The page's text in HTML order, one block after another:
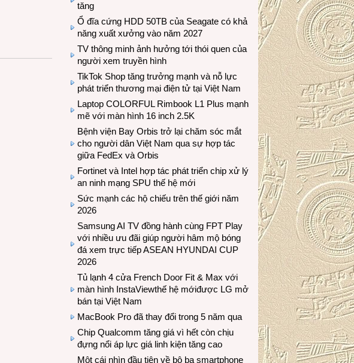
tăng
Ổ đĩa cứng HDD 50TB của Seagate có khả
năng xuất xưởng vào năm 2027
TV thông minh ảnh hưởng tới thói quen của
người xem truyền hình
TikTok Shop tăng trưởng mạnh và nỗ lực
phát triển thương mại điện tử tại Việt Nam
Laptop COLORFUL Rimbook L1 Plus mạnh
mẽ với màn hình 16 inch 2.5K
Bệnh viện Bay Orbis trở lại chăm sóc mắt
cho người dân Việt Nam qua sự hợp tác
giữa FedEx và Orbis
Fortinet và Intel hợp tác phát triển chip xử lý
an ninh mạng SPU thế hệ mới
Sức mạnh các hộ chiếu trên thế giới năm
2026
Samsung AI TV đồng hành cùng FPT Play
với nhiều ưu đãi giúp người hâm mộ bóng
đá xem trực tiếp ASEAN HYUNDAI CUP
2026
Tủ lạnh 4 cửa French Door Fit & Max với
màn hình InstaViewthế hệ mớiđược LG mở
bán tại Việt Nam
MacBook Pro đã thay đổi trong 5 năm qua
Chip Qualcomm tăng giá vì hết còn chịu
đựng nổi áp lực giá linh kiện tăng cao
Một cái nhìn đầu tiên về bộ ba smartphone